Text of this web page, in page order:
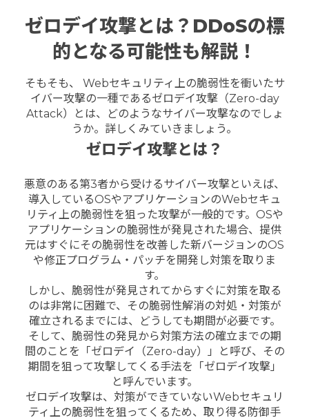
ゼロデイ攻撃とは？DDoSの標
的となる可能性も解説！
そもそも、 Webセキュリティ上の脆弱性を衝いたサ
イバー攻撃の一種であるゼロデイ攻撃（Zero-day
Attack）とは、どのようなサイバー攻撃なのでしょ
うか。詳しくみていきましょう。
ゼロデイ攻撃とは？
悪意のある第3者から受けるサイバー攻撃といえば、
導入しているOSやアプリケーションのWebセキュ
リティ上の脆弱性を狙った攻撃が一般的です。OSや
アプリケーションの脆弱性が発見された場合、提供
元はすぐにその脆弱性を改善した新バージョンのOS
や修正プログラム・パッチを開発し対策を取りま
す。
しかし、脆弱性が発見されてからすぐに対策を取る
のは非常に困難で、その脆弱性解消の対処・対策が
確立されるまでには、どうしても期間が必要です。
そして、脆弱性の発見から対策方法の確立までの期
間のことを「ゼロデイ（Zero-day）」と呼び、その
期間を狙って攻撃してくる手法を「ゼロデイ攻撃」
と呼んでいます。
ゼロデイ攻撃は、対策ができていないWebセキュリ
ティ上の脆弱性を狙ってくるため、取り得る防御手